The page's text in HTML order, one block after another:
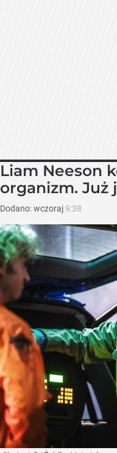
Liam Neeson
organizm. Już
Dodano:wczoraj 9:38